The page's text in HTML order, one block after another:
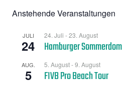
Anstehende Veranstaltungen
JULI
24
24. Juli -23. August
Hamburger Sommerdom
AUG.
5
5. August-9. August
FIVB Pro Beach Tour